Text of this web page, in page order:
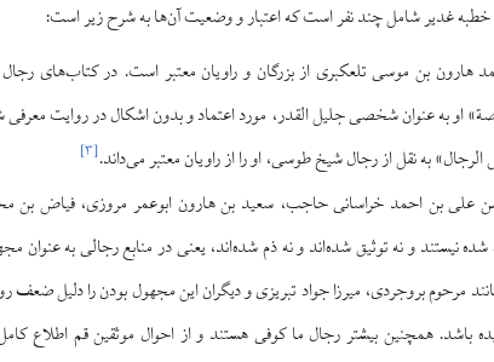
غدیر شامل چند نفر است که اعتبار و وضعیت آن‌ها به شرح زیر است:
هارون بن موسی تلعکبری از بزرگان و راویان معتبر است. در کتاب‌های رجال
او به عنوان شخصی جلیل القدر، مورد اعتماد و بدون اشکال در روایت
به نقل از رجال شیخ طوسی، او را از راویان معتبر می‌داند.[۳]
علی بن احمد خراسانی حاجب، سعید بن هارون ابوعمر مروزی، فیاض بن
نیستند و نه توثیق شده‌اند و نه ذم شده‌اند، یعنی در منابع رجالی به
مرحوم بروجردی، میرزا جواد تبریزی و دیگران این مجهول بودن را دلیل
باشد. همچنین بیشتر رجال ما کوفی هستند و از احوال موثقین قم اطلاع